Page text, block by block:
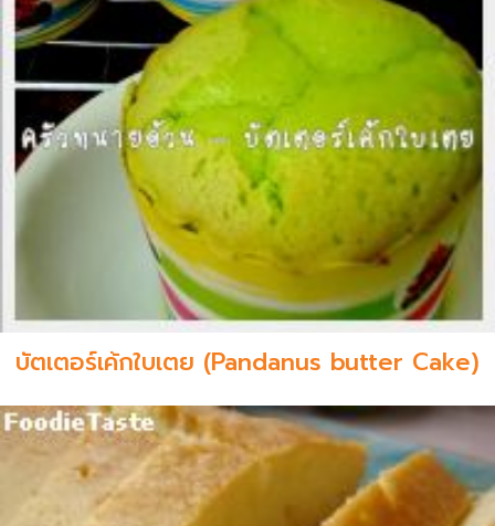
บัตเตอร์เค้กใบเตย (Pandanus butter Cake)